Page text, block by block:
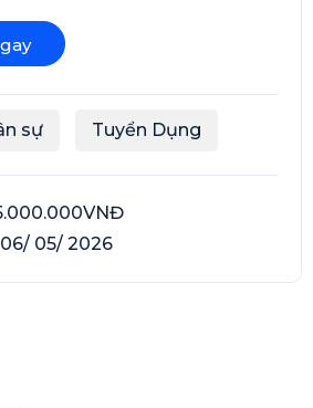
sự Tuyển Dụng
06/ 05/ 2026